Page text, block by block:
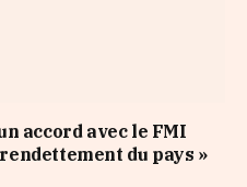
accord avec le FMI
du pays »